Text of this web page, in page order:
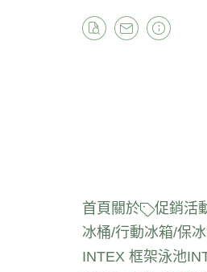
首頁 關於 促銷活
冰桶/行動冰箱/保
INTEX 框架泳池